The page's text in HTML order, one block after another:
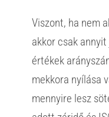
Viszont, ha nem
akkor csak
értékek
mekkora nyílása
mennyire lesz